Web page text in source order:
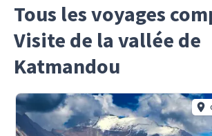
Tous les voyages
Visite de la vallée de
Katmandou